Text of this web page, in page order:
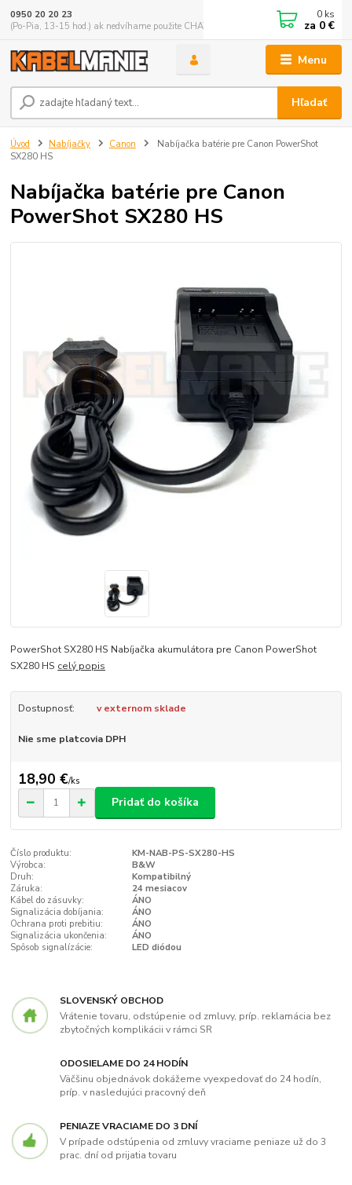
Menu
Hľadať
0950 20 20 23
(Po-Pia, 13-15 hod.) ak nedvíhame použite CHATBOX
0 ks
za 0 €
Úvod Nabíjačky Canon
Nabíjačka batérie pre Canon PowerShot
SX280 HS
Nabíjačka batérie pre Canon
PowerShot SX280 HS
PowerShot SX280 HS Nabíjačka akumulátora pre Canon PowerShot
SX280 HS celý popis
Dostupnosť: v externom sklade
Nie sme platcovia DPH
18,90 €/ks
Pridať do košíka
Číslo produktu:
KM-NAB-PS-SX280-HS
Výrobca:
B&W
Druh:
Kompatibilný
Záruka:
24 mesiacov
Kábel do zásuvky:
ÁNO
Signalizácia dobíjania:
ÁNO
Ochrana proti prebitiu:
ÁNO
Signalizácia ukončenia:
ÁNO
Spôsob signalízácie:
LED diódou
SLOVENSKÝ OBCHOD
Vrátenie tovaru, odstúpenie od zmluvy, príp. reklamácia bez
zbytočných komplikácii v rámci SR
ODOSIELAME DO 24 HODÍN
Väčšinu objednávok dokážeme vyexpedovať do 24 hodín,
príp. v nasledujúci pracovný deň
PENIAZE VRACIAME DO 3 DNÍ
V prípade odstúpenia od zmluvy vraciame peniaze už do 3
prac. dní od prijatia tovaru